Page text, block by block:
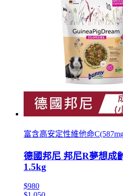
富含高安定性維他命
德國邦尼 邦尼R夢想成
1.5kg
$980